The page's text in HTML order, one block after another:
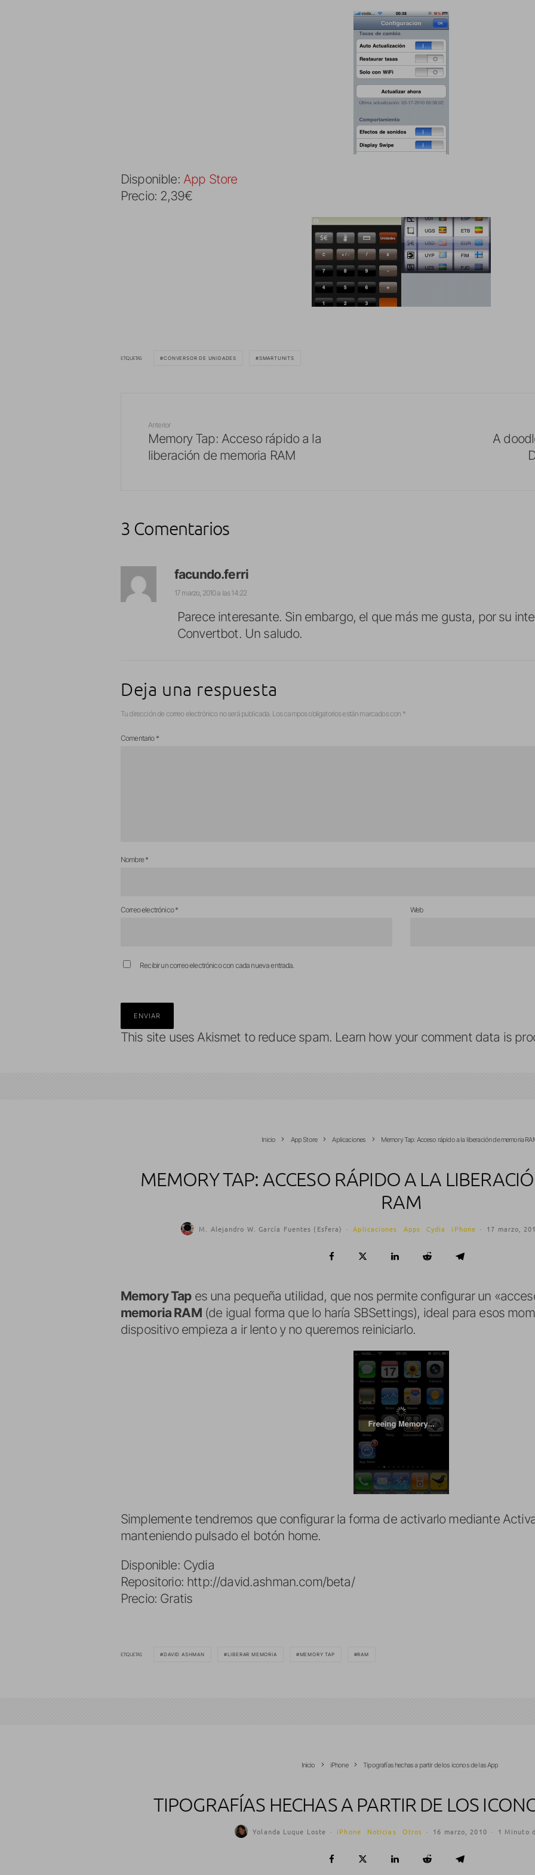
Disponible: App Store
Precio: 2,39€
ETIQUETAS CONVERSOR DE UNIDADES SMARTUNITS
Anterior
Memory Tap: Acceso rápido a la
liberación de memoria RAM
A
3 Comentarios
facundo.ferri
17 marzo, 2010 a las 14:22
Parece interesante. Sin embargo, el que más me gusta, por su
Convertbot. Un saludo.
Deja una respuesta
Tu dirección de correo electrónico no será publicada. Los campos obligatorios están marcados con *
Comentario *
Nombre*
Correo electrónico* Web
Recibir un correo electrónico con cada nueva entrada.
This site uses Akismet to reduce spam. Learn how your comment data is
Inicio App Store Aplicaciones Memory Tap: Acceso rápido a la liberación de memoria
MEMORY TAP: ACCESO RÁPIDO A LA
RAM
M. Alejandro W. García Fuentes (Esfera) · Aplicaciones Apps Cydia iPhone · 17 marzo,
Memory Tapes una pequeña utilidad, que nos permite configurar un
memoria RAM(de igual forma que lo haría SBSettings), ideal para esos
dispositivo empieza a ir lento y no queremos reiniciarlo.
Simplemente tendremos que configurar la forma de activarlo mediante
manteniendo pulsado el botón home.
Disponible: Cydia
Repositorio: http://david.ashman.com/beta/
Precio: Gratis
ETIQUETAS DAVID ASHMAN LIBERAR MEMORIA MEMORY TAP RAM
Inicio iPhone Tipografías hechas a partir de los iconos de las App
TIPOGRAFÍAS HECHAS A PARTIR DE LOS
Yolanda Luque Loste · iPhone Noticias Otros · 16 marzo, 2010 · 1 Minuto